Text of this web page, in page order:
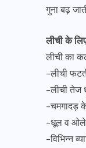
गुना बढ़
लीची के
लीची का
-लीची
-लीची तेज
-चमगादड़
-धूल व ओले
-विभिन्न